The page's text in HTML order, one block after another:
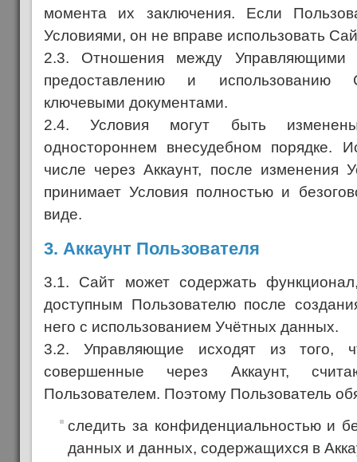
момента их заключения. Если
Условиями, он не вправе использовать
2.3. Отношения между Управляющими
предоставлению и использованию
ключевыми документами.
2.4. Условия могут быть
одностороннем внесудебном порядке.
числе через Аккаунт, после изменения
принимает Условия полностью и
виде.
3. Аккаунт Пользователя
3.1. Сайт может содержать
доступным Пользователю после
него с использованием Учётных данных.
3.2. Управляющие исходят из того,
совершенные через Аккаунт,
Пользователем. Поэтому Пользователь
следить за конфиденциальностью и
данных и данных, содержащихся в